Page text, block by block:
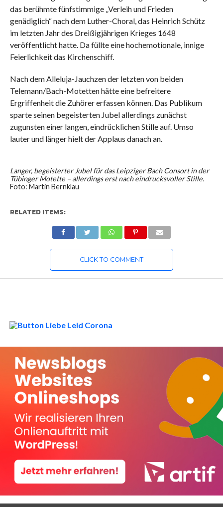
das berühmte fünfstimmige „Verleih und Frieden
genädiglich“ nach dem Luther-Choral, das Heinrich Schütz
im letzten Jahr des Dreißigjährigen Krieges 1648
veröffentlicht hatte. Da füllte eine hochemotionale, innige
Feierlichkeit das Kirchenschiff.
Nach dem Alleluja-Jauchzen der letzten von beiden
Telemann/Bach-Motetten hätte eine befreitere
Ergriffenheit die Zuhörer erfassen können. Das Publikum
sparte seinen begeisterten Jubel allerdings zunächst
zugunsten einer langen, eindrücklichen Stille auf. Umso
lauter und länger hielt der Applaus danach an.
Langer, begeisterter Jubel für das Leipziger Bach Consort in der
Tübinger Motette – allerdings erst nach eindrucksvoller Stille.
Foto: Martin Bernklau
RELATED ITEMS:
CLICK TO COMMENT